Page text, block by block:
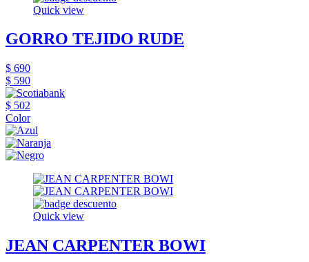
Quick view
GORRO TEJIDO RUDE
$ 690
$ 590
$ 502
Color
Quick view
JEAN CARPENTER BOWI